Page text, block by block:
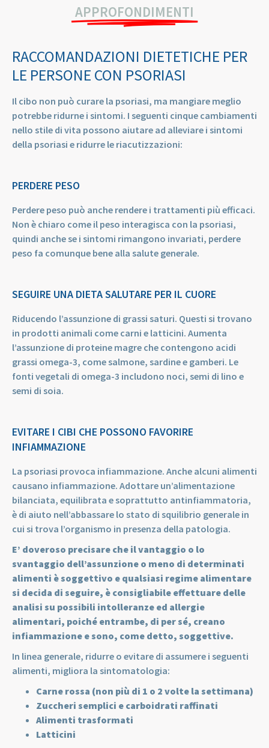
APPROFONDIMENTI
RACCOMANDAZIONI DIETETICHE PER
LE PERSONE CON PSORIASI
Il cibo non può curare la psoriasi, ma mangiare meglio
potrebbe ridurne i sintomi. I seguenti cinque cambiamenti
nello stile di vita possono aiutare ad alleviare i sintomi
della psoriasi e ridurre le riacutizzazioni:
PERDERE PESO
Perdere peso può anche rendere i trattamenti più efficaci.
Non è chiaro come il peso interagisca con la psoriasi,
quindi anche se i sintomi rimangono invariati, perdere
peso fa comunque bene alla salute generale.
SEGUIRE UNA DIETA SALUTARE PER IL CUORE
Riducendo l’assunzione di grassi saturi. Questi si trovano
in prodotti animali come carni e latticini. Aumenta
l’assunzione di proteine magre che contengono acidi
grassi omega-3, come salmone, sardine e gamberi. Le
fonti vegetali di omega-3 includono noci, semi di lino e
semi di soia.
EVITARE I CIBI CHE POSSONO FAVORIRE
INFIAMMAZIONE
La psoriasi provoca infiammazione. Anche alcuni alimenti
causano infiammazione. Adottare un’alimentazione
bilanciata, equilibrata e soprattutto antinfiammatoria,
è di aiuto nell’abbassare lo stato di squilibrio generale in
cui si trova l’organismo in presenza della patologia.
E’ doveroso precisare che il vantaggio o lo
svantaggio dell’assunzione o meno di determinati
alimenti è soggettivo e qualsiasi regime alimentare
si decida di seguire, è consigliabile effettuare delle
analisi su possibili intolleranze ed allergie
alimentari, poiché entrambe, di per sé, creano
infiammazione e sono, come detto, soggettive.
In linea generale, ridurre o evitare di assumere i seguenti
alimenti, migliora la sintomatologia:
Carne rossa (non più di 1 o 2 volte la settimana)
Zuccheri semplici e carboidrati raffinati
Alimenti trasformati
Latticini